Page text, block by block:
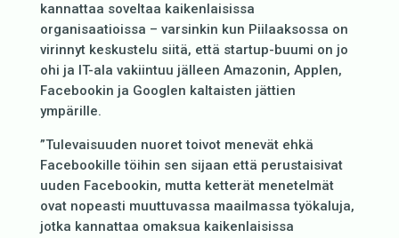
kannattaa soveltaa kaikenlaisissa
organisaatioissa – varsinkin kun Piilaaksossa on
virinnyt keskustelu siitä, että startup-buumi on jo
ohi ja IT-ala vakiintuu jälleen Amazonin, Applen,
Facebookin ja Googlen kaltaisten jättien
ympärille.
”Tulevaisuuden nuoret toivot menevät ehkä
Facebookille töihin sen sijaan että perustaisivat
uuden Facebookin, mutta ketterät menetelmät
ovat nopeasti muuttuvassa maailmassa työkaluja,
jotka kannattaa omaksua kaikenlaisissa